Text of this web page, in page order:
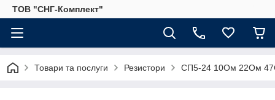
ТОВ "СНГ-Комплект"
Товари та послуги Резистори СП5-24 10Ом 22Ом